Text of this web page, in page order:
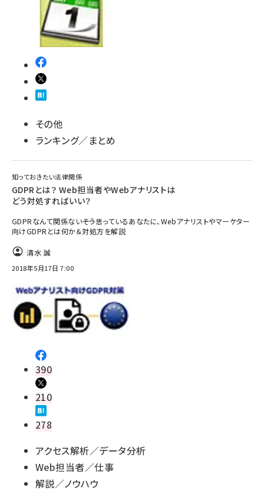
その他
ランキング／まとめ
知っておきたい法律関係
GDPRとは？ Web担当者やWebアナリストは
どう対処すればいい？
GDPRなんて関係ない――そう思っているあなたに、Webアナリストやマーケター
向けGDPRとは何か＆対処方を解説
清水 誠
2018年5月17日 7:00
390
210
278
アクセス解析／データ分析
Web担当者／仕事
解説／ノウハウ